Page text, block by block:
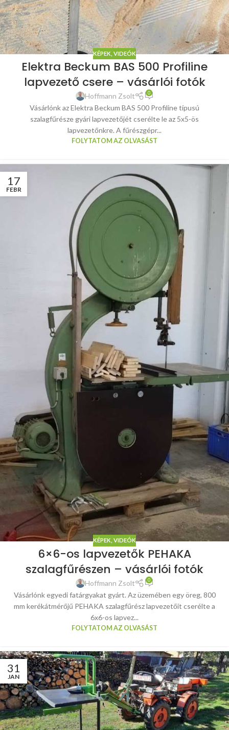
KÉPEK, VIDEÓK
Elektra Beckum BAS 500 Profiline
lapvezető csere – vásárlói fotók
Hoffmann Zsolt 0
Vásárlónk az Elektra Beckum BAS 500 Profiline típusú
szalagfűrésze gyári lapvezetőjét cserélte le az 5x5-ös
lapvezetőnkre. A fűrészgépr...
FOLYTATOM AZ OLVASÁST
17
FEBR
KÉPEK, VIDEÓK
6×6-os lapvezetők PEHAKA
szalagfűrészen – vásárlói fotók
Hoffmann Zsolt 0
Vásárlónk egyedi fatárgyakat gyárt. Az üzemében egy öreg, 800
mm kerékátmérőjű PEHAKA szalagfűrész lapvezetőit cserélte a
6x6-os lapvez...
FOLYTATOM AZ OLVASÁST
31
JAN